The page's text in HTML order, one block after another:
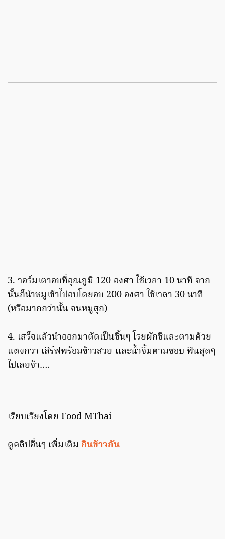
3. วอร์มเตาอบที่อุณภูมิ 120 องศา ใช้เวลา 10 นาที จาก
นั้นก็นำหมูเข้าไปอบโดยอบ 200 องศา ใช้เวลา 30 นาที
(หรือมากกว่านั้น จนหมูสุก)
4. เสร็จแล้วนำออกมาตัดเป็นชิ้นๆ โรยผักชีและตามด้วย
แตงกวา เสิร์ฟพร้อมข้าวสวย และน้ำจิ้มตามชอบ ฟินสุดๆ
ไปเลยจ้า….
เรียบเรียงโดย Food MThai
ดูคลิปอื่นๆ เพิ่มเติม กินข้าวกัน